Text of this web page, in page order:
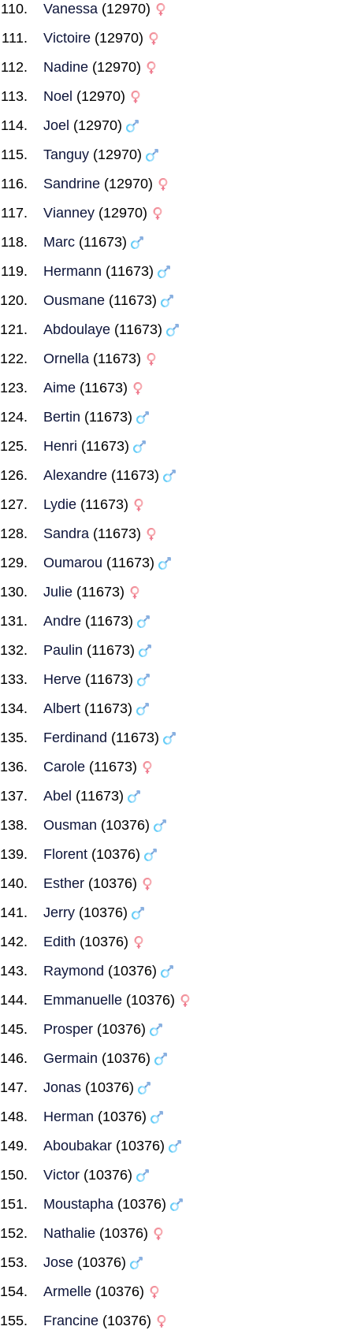
Vanessa (12970)
Victoire (12970)
Nadine (12970)
Noel (12970)
Joel (12970)
Tanguy (12970)
Sandrine (12970)
Vianney (12970)
Marc (11673)
Hermann (11673)
Ousmane (11673)
Abdoulaye (11673)
Ornella (11673)
Aime (11673)
Bertin (11673)
Henri (11673)
Alexandre (11673)
Lydie (11673)
Sandra (11673)
Oumarou (11673)
Julie (11673)
Andre (11673)
Paulin (11673)
Herve (11673)
Albert (11673)
Ferdinand (11673)
Carole (11673)
Abel (11673)
Ousman (10376)
Florent (10376)
Esther (10376)
Jerry (10376)
Edith (10376)
Raymond (10376)
Emmanuelle (10376)
Prosper (10376)
Germain (10376)
Jonas (10376)
Herman (10376)
Aboubakar (10376)
Victor (10376)
Moustapha (10376)
Nathalie (10376)
Jose (10376)
Armelle (10376)
Francine (10376)